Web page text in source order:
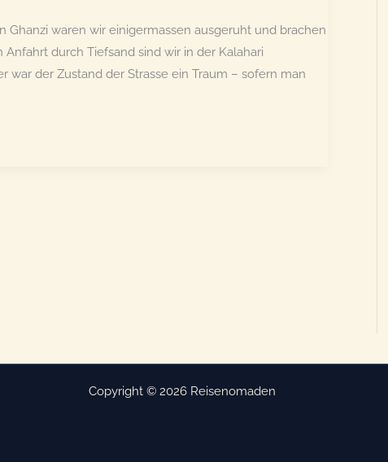
waren wir einigermassen ausgeruht und brachen
durch Tiefsand sind wir in der Kalahari
der Zustand der Strasse ein Traum – sofern man
Copyright © 2026 Reisenomaden